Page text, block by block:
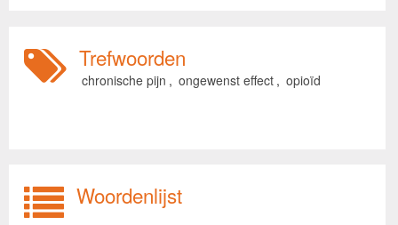
Trefwoorden
chronische pijn , ongewenst effect , opioïd
Woordenlijst